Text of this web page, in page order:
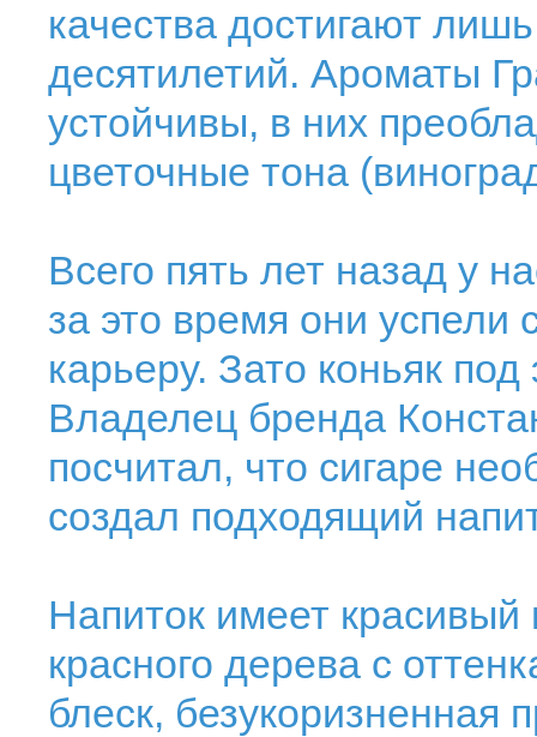
качества достигают
десятилетий. Ароматы
устойчивы, в них
цветочные тона
Всего пять лет назад у
за это время они успели
карьеру. Зато коньяк
Владелец бренда
посчитал, что сигаре
создал подходящий
Напиток имеет
красного дерева с
блеск, безукоризненная